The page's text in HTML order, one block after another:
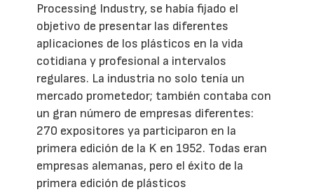
Processing Industry, se había fijado el
objetivo de presentar las diferentes
aplicaciones de los plásticos en la vida
cotidiana y profesional a intervalos
regulares. La industria no solo tenía un
mercado prometedor; también contaba con
un gran número de empresas diferentes:
270 expositores ya participaron en la
primera edición de la K en 1952. Todas eran
empresas alemanas, pero el éxito de la
primera edición de plásticos